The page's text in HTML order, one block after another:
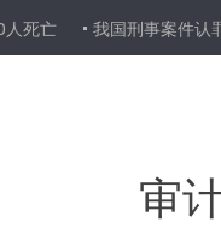
我国刑事案件认罪认罚
审